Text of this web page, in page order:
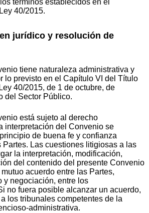
40/2015.
jurídico y resolución de
tiene naturaleza administrativa y
lo previsto en el Capítulo VI del Título
40/2015, de 1 de octubre, de
del Sector Público.
está sujeto al derecho
interpretación del Convenio se
de buena fe y confianza
Partes. Las cuestiones litigiosas a las
la interpretación, modificación,
del contenido del presente Convenio
acuerdo entre las Partes,
y negociación, entre los
no fuera posible alcanzar un acuerdo,
los tribunales competentes de la
administrativa.